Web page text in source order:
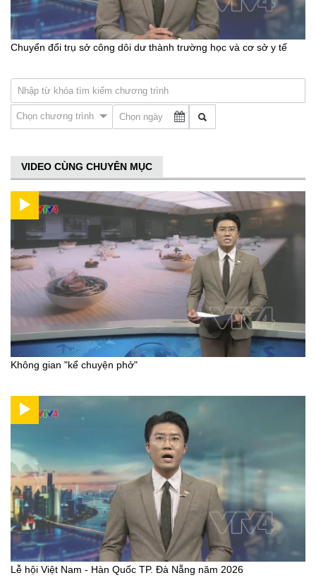
Chuyển đổi trụ sở công dôi dư thành trường học và cơ sở y tế
Chọn chương trình
VIDEO CÙNG CHUYÊN MỤC
Không gian "kể chuyện phở"
Lễ hội Việt Nam - Hàn Quốc TP. Đà Nẵng năm 2026